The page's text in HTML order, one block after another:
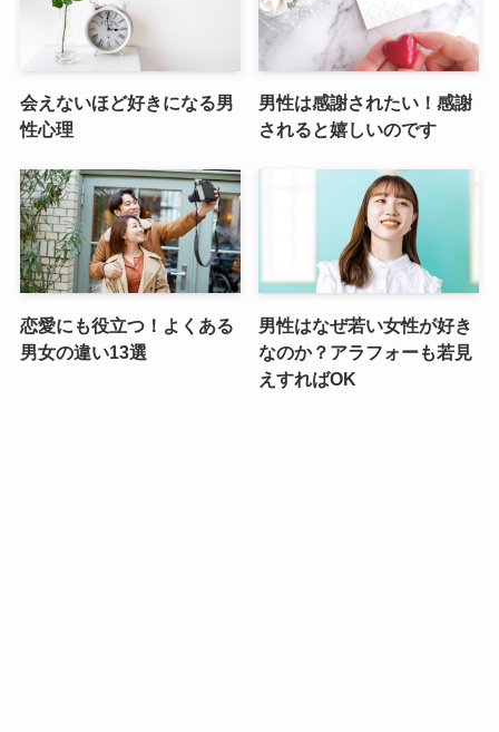
会えないほど好きになる男
性心理
男性は感謝されたい！感謝
されると嬉しいのです
恋愛にも役立つ！よくある
男女の違い13選
男性はなぜ若い女性が好き
なのか？アラフォーも若見
えすればOK